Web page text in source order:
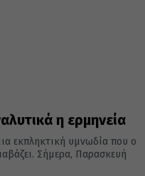
η ερμηνεία
εκπληκτική υμνωδία που ο
Σήμερα, Παρασκευή